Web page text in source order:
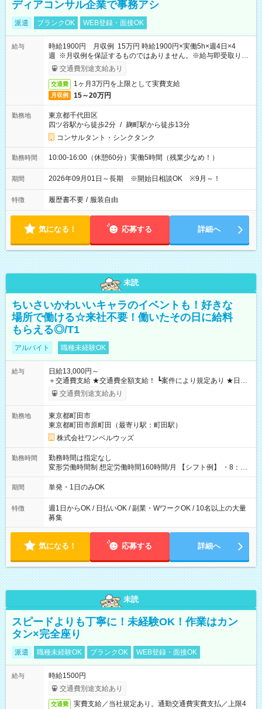
ディアコンサル企業で事務アシ
派遣 ブランクOK WEB登録・面接OK
給与
時給1900円 月収例 15万円 時給1900円×実働5h×週4日×4
週 ※月収例を保証するものではありません。※給与即受取りサ
ービス利用可（利用条件有）
交通費別途支給あり
交通費 1ヶ月3万円を上限として実費支給
月収例 15～20万円
勤務地
東京都千代田区
四ツ谷駅から徒歩2分 / 麹町駅から徒歩13分
コンサルタント・シンクタンク
勤務時間 10:00-16:00（休憩60分）実働5時間（残業少なめ！）
期間 2026年09月01日～長期 ※開始日相談OK ※9月～！
特徴 履歴書不要 / 服装自由
気になる！ 応募する 詳細へ
未読
ちいさいかわいいキャラのイベントも！好きな
場所で働ける☆来社不要！働いたその日に給料
もらえる◎/T1
アルバイト 職種未経験OK
給与
日給13,000円～
＋交通費支給 ★交通費全額支給！ ┗案件により規定あり ★日払
いOK！（規定あり） ┗働いたその日に現金GET♪ お仕事後はコ
ンビニATMから 日払い分を引き落とせます！ 【試用期間】試
交通費別途支給あり
勤務地
東京都町田市
東京都町田市原町田（最寄り駅：町田駅）
株式会社ワンベルウッズ
勤務時間
勤務時間は指定なし
変形労働時間制 想定労働時間160時間/月 【シフト例】 ・8：00
～21：00
期間 単発・1日のみOK
特徴
週1日からOK / 日払いOK / 副業・WワークOK / 10名以上の大量
募集
気になる！ 応募する 詳細へ
未読
スピードよりも丁寧に！未経験OK！作業はカン
タン×完全座り
派遣 職種未経験OK ブランクOK WEB登録・面接OK
給与
時給1500円
交通費別途支給あり
交通費
実費支給／当社規定あり。通勤交通費実費支払／上限4